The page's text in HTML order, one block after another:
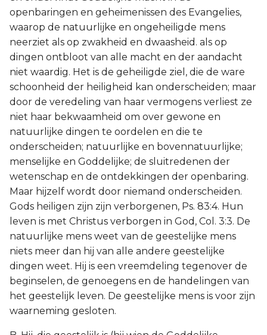
openbaringen en geheimenissen des Evangelies,
waarop de natuurlijke en ongeheiligde mens
neerziet als op zwakheid en dwaasheid. als op
dingen ontbloot van alle macht en der aandacht
niet waardig. Het is de geheiligde ziel, die de ware
schoonheid der heiligheid kan onderscheiden; maar
door de veredeling van haar vermogens verliest ze
niet haar bekwaamheid om over gewone en
natuurlijke dingen te oordelen en die te
onderscheiden; natuurlijke en bovennatuurlijke;
menselijke en Goddelijke; de sluitredenen der
wetenschap en de ontdekkingen der openbaring.
Maar hijzelf wordt door niemand onderscheiden.
Gods heiligen zijn zijn verborgenen, Ps. 83:4. Hun
leven is met Christus verborgen in God, Col. 3:3. De
natuurlijke mens weet van de geestelijke mens
niets meer dan hij van alle andere geestelijke
dingen weet. Hij is een vreemdeling tegenover de
beginselen, de genoegens en de handelingen van
het geestelijk leven. De geestelijke mens is voor zijn
waarneming gesloten.